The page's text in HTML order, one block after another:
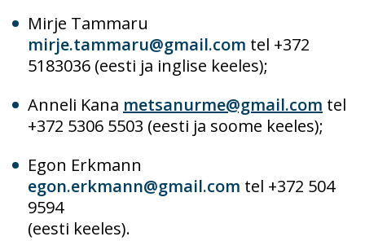
Mirje Tammaru
mirje.tammaru@gmail.com tel +372
5183036 (eesti ja inglise keeles);
Anneli Kana metsanurme@gmail.com tel
+372 5306 5503 (eesti ja soome keeles);
Egon Erkmann
egon.erkmann@gmail.com tel +372 504
9594
(eesti keeles).